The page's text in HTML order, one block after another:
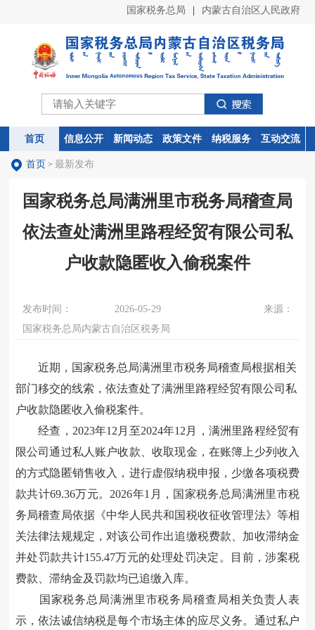
国家税务总局 内蒙古自治区人民政府
首页 信息公开 新闻动态 政策文件 纳税服务 互动交流
首页 信息公开 新闻动态 政策文件 纳税服务 互动交流
首页 > 最新发布
国家税务总局满洲里市税务局稽查局
依法查处满洲里路程经贸有限公司私
户收款隐匿收入偷税案件
发布时间： 2026-05-29
来源：
国家税务总局内蒙古自治区税务局
近期，国家税务总局满洲里市税务局稽查局根据相关
部门移交的线索，依法查处了满洲里路程经贸有限公司私
户收款隐匿收入偷税案件。
经查，2023年12月至2024年12月，满洲里路程经贸有
限公司通过私人账户收款、收取现金，在账簿上少列收入
的方式隐匿销售收入，进行虚假纳税申报，少缴各项税费
款共计69.36万元。2026年1月，国家税务总局满洲里市税
务局稽查局依据《中华人民共和国税收征收管理法》等相
关法律法规规定，对该公司作出追缴税费款、加收滞纳金
并处罚款共计155.47万元的处理处罚决定。目前，涉案税
费款、滞纳金及罚款均已追缴入库。
国家税务总局满洲里市税务局稽查局相关负责人表
示，依法诚信纳税是每个市场主体的应尽义务。通过私户